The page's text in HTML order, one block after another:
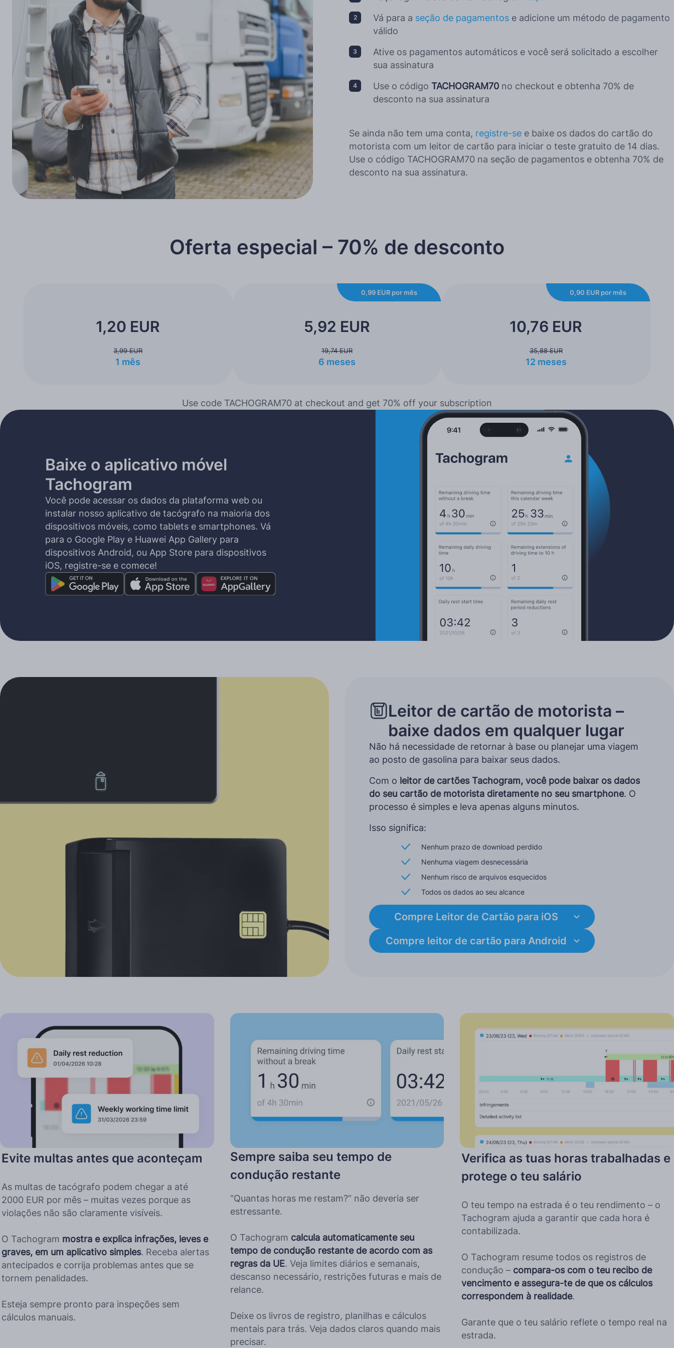
Mais idiomas
Vá para a seção de pagamentos e adicione um método de pagamento
válido
Ative os pagamentos automáticos e você será solicitado a escolher
sua assinatura
Use o código TACHOGRAM70 no checkout e obtenha 70% de
desconto na sua assinatura
Se ainda não tem uma conta, registre-se e baixe os dados do cartão do
motorista com um leitor de cartão para iniciar o teste gratuito de 14 dias.
Use o código TACHOGRAM70 na seção de pagamentos e obtenha 70% de
desconto na sua assinatura.
Oferta especial – 70% de desconto
1,20 EUR
3,99 EUR
1 mês
0,99 EUR por mês
5,92 EUR
19,74 EUR
6 meses
0,90 EUR por mês
10,76 EUR
35,88 EUR
12 meses
Use code TACHOGRAM70 at checkout and get 70% off your subscription
Baixe o aplicativo móvel
Tachogram
Você pode acessar os dados da plataforma web ou
instalar nosso aplicativo de tacógrafo na maioria dos
dispositivos móveis, como tablets e smartphones. Vá
para o Google Play e Huawei App Gallery para
dispositivos Android, ou App Store para dispositivos
iOS, registre-se e comece!
Leitor de cartão de motorista –
baixe dados em qualquer lugar
Não há necessidade de retornar à base ou planejar uma viagem
ao posto de gasolina para baixar seus dados.
Com o leitor de cartões Tachogram, você pode baixar os dados
do seu cartão de motorista diretamente no seu smartphone. O
processo é simples e leva apenas alguns minutos.
Isso significa:
Nenhum prazo de download perdido
Nenhuma viagem desnecessária
Nenhum risco de arquivos esquecidos
Todos os dados ao seu alcance
Compre Leitor de Cartão para iOS
Compre leitor de cartão para Android
Evite multas antes que aconteçam
As multas de tacógrafo podem chegar a até
2000 EUR por mês – muitas vezes porque as
violações não são claramente visíveis.
O Tachogram mostra e explica infrações, leves e
graves, em um aplicativo simples. Receba alertas
antecipados e corrija problemas antes que se
tornem penalidades.
Esteja sempre pronto para inspeções sem
cálculos manuais.
Sempre saiba seu tempo de
condução restante
“Quantas horas me restam?” não deveria ser
estressante.
O Tachogram calcula automaticamente seu
tempo de condução restante de acordo com as
regras da UE. Veja limites diários e semanais,
descanso necessário, restrições futuras e mais de
relance.
Deixe os livros de registro, planilhas e cálculos
mentais para trás. Veja dados claros quando mais
precisar.
Verifica as tuas horas trabalhadas e
protege o teu salário
O teu tempo na estrada é o teu rendimento – o
Tachogram ajuda a garantir que cada hora é
contabilizada.
O Tachogram resume todos os registros de
condução – compara-os com o teu recibo de
vencimento e assegura-te de que os cálculos
correspondem à realidade.
Garante que o teu salário reflete o tempo real na
estrada.